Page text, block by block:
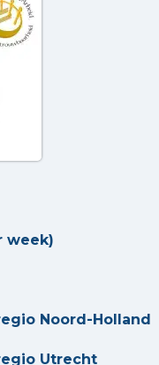
week)
Noord-Holland
Utrecht